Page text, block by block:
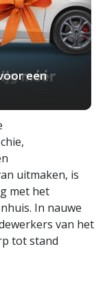
een
uitmaken, is
met het
In nauwe
van het
tot stand